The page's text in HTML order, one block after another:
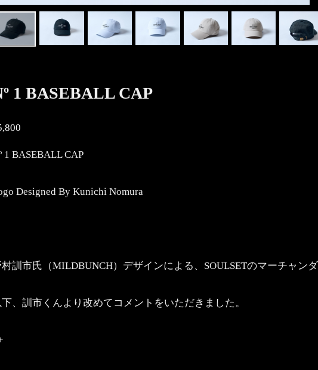
1 BASEBALL CAP
1 BASEBALL CAP
Designed By Kunichi Nomura
訓市氏（MILDBUNCH）デザインによる、SOULSETのマーチャン
、訓市くんより改めてコメントをいただきました。